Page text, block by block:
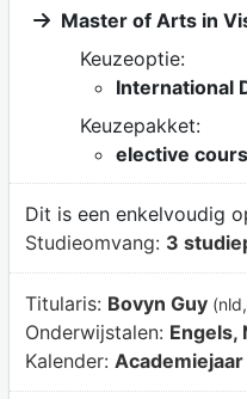
Master of Arts in
Keuzeoptie:
International
Keuzepakket:
elective
Dit is een enkelvoudig
Studieomvang: 3
Titularis: Bovyn Guy
Onderwijstalen: Engels,
Kalender: Academiejaar